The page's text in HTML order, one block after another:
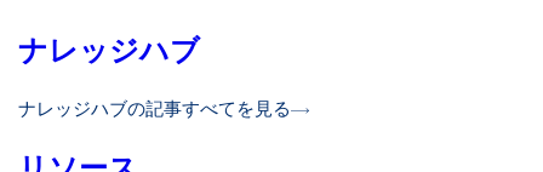
ナレッジハブ
ナレッジハブの記事すべてを見る